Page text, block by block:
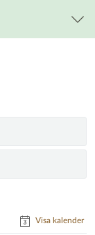
Visa kalender